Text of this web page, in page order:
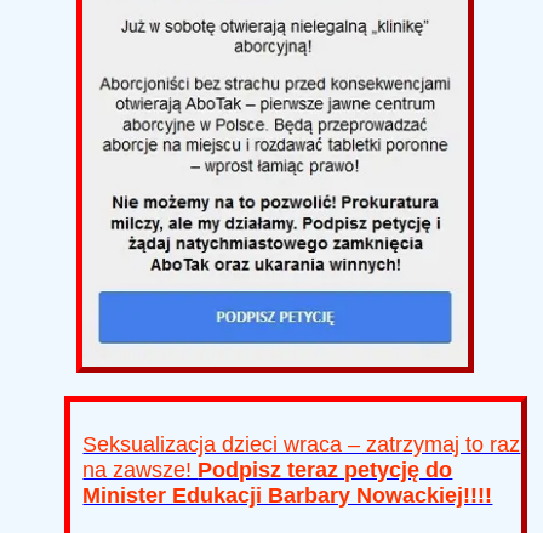
Seksualizacja dzieci wraca – zatrzymaj to raz
na zawsze! Podpisz teraz petycję do
Minister Edukacji Barbary Nowackiej!!!!